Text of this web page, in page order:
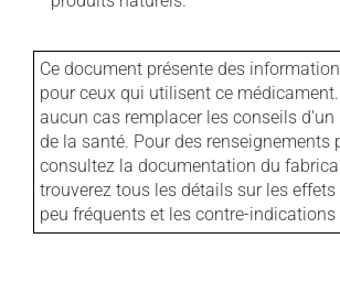
Ce document présente des
pour ceux qui utilisent ce
aucun cas remplacer les conseils d'un
de la santé. Pour des renseignements
consultez la documentation du
trouverez tous les détails sur les
peu fréquents et les contre-indications